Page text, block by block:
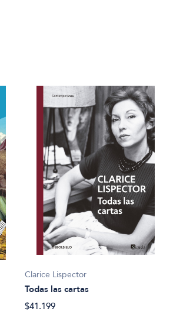
Clarice Lispector
Todas las cartas
$41.199